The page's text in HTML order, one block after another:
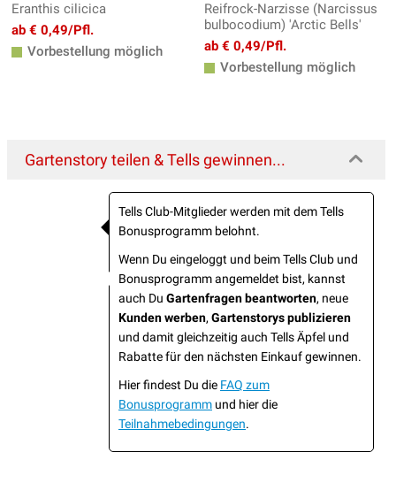
Eranthis cilicica
ab € 0,49/Pfl.
Vorbestellung möglich
Reifrock-Narzisse (Narcissus
bulbocodium) 'Arctic Bells'
ab € 0,49/Pfl.
Vorbestellung möglich
Gartenstory teilen & Tells gewinnen...
Tells Club-Mitglieder werden mit dem Tells
Bonusprogramm belohnt.
Wenn Du eingeloggt und beim Tells Club und
Bonusprogramm angemeldet bist, kannst
auch Du Gartenfragen beantworten, neue
Kunden werben, Gartenstorys publizieren
und damit gleichzeitig auch Tells Äpfel und
Rabatte für den nächsten Einkauf gewinnen.
Hier findest Du die FAQ zum
Bonusprogramm und hier die
Teilnahmebedingungen.